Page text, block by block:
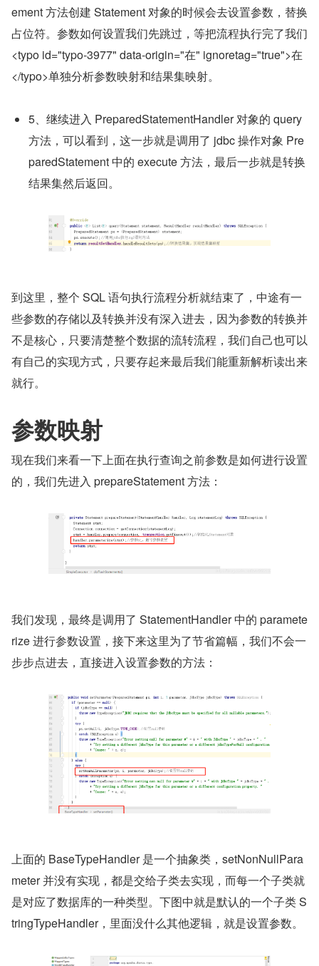
ement 方法创建 Statement 对象的时候会去设置参数，替换
占位符。参数如何设置我们先跳过，等把流程执行完了我们
<typo id="typo-3977" data-origin="在" ignoretag="true">在
</typo>单独分析参数映射和结果集映射。
5、继续进入 PreparedStatementHandler 对象的 query
方法，可以看到，这一步就是调用了 jdbc 操作对象 Pre
paredStatement 中的 execute 方法，最后一步就是转换
结果集然后返回。
到这里，整个 SQL 语句执行流程分析就结束了，中途有一
些参数的存储以及转换并没有深入进去，因为参数的转换并
不是核心，只要清楚整个数据的流转流程，我们自己也可以
有自己的实现方式，只要存起来最后我们能重新解析读出来
就行。
参数映射
现在我们来看一下上面在执行查询之前参数是如何进行设置
的，我们先进入 prepareStatement 方法：
我们发现，最终是调用了 StatementHandler 中的 paramete
rize 进行参数设置，接下来这里为了节省篇幅，我们不会一
步步点进去，直接进入设置参数的方法：
上面的 BaseTypeHandler 是一个抽象类，setNonNullPara
meter 并没有实现，都是交给子类去实现，而每一个子类就
是对应了数据库的一种类型。下图中就是默认的一个子类 S
tringTypeHandler，里面没什么其他逻辑，就是设置参数。